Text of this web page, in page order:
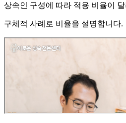
상속인 구성에 따라 적용 비율이
구체적 사례로 비율을 설명합니다.